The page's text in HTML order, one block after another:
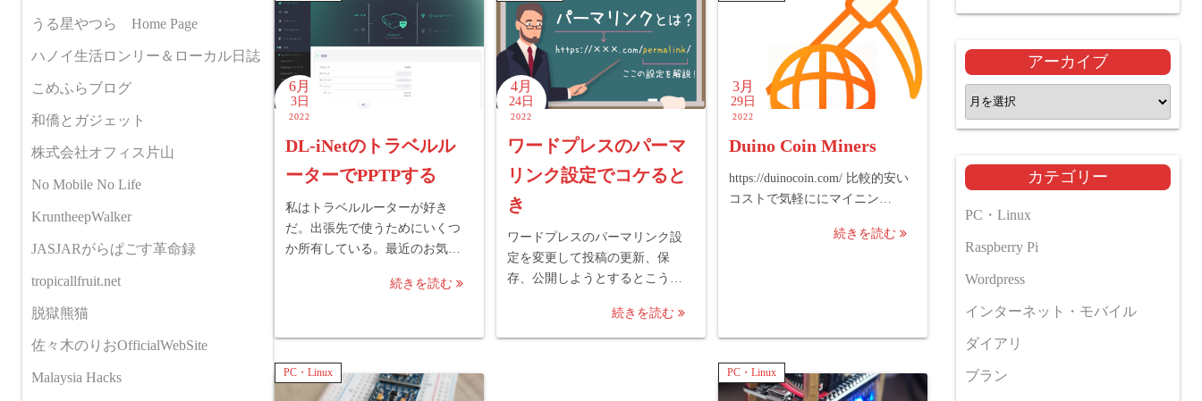
6月
3日
2022
DL-iNetのトラベルル
ーターでPPTPする
私はトラベルルーターが好き
だ。出張先で使うためにいくつ
か所有している。最近のお気…
続きを読む
4月
24日
2022
ワードプレスのパーマ
リンク設定でコケると
き
ワードプレスのパーマリンク設
定を変更して投稿の更新、保
存、公開しようとするとこう…
続きを読む
3月
29日
2022
Duino Coin Miners
https://duinocoin.com/ 比較的安い
コストで気軽ににマイニン…
続きを読む
PC・Linux PC・Linux
うる星やつら Home Page
ハノイ生活ロンリー＆ローカル日誌
こめふらブログ
和僑とガジェット
株式会社オフィス片山
No Mobile No Life
KruntheepWalker
JASJARがらぱごす革命録
tropicallfruit.net
脱獄熊猫
佐々木のりおOfficialWebSite
Malaysia Hacks
アーカイブ
ア
ー
イ
ブ
カテゴリー
PC・Linux
Raspberry Pi
Wordpress
インターネット・モバイル
ダイアリ
ブラン